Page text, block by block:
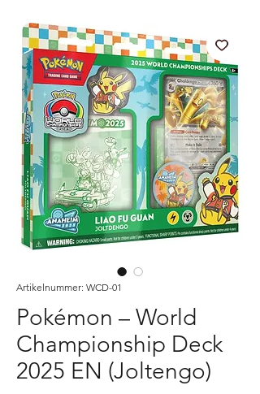
Artikelnummer: WCD-01
Pokémon – World
Championship Deck
2025 EN (Joltengo)